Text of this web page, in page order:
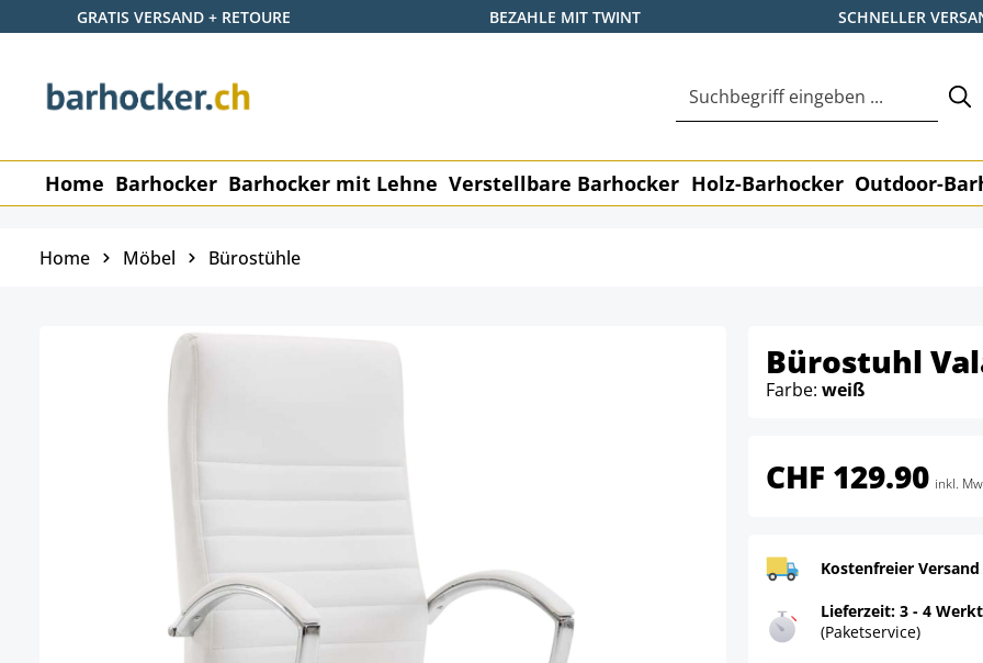
Hauptinhalt springen
Zur Suche springen
Zur Hauptnavigation springen
GRATIS VERSAND + RETOURE BEZAHLE MIT TWINT SCHNELLER
Home Barhocker Barhocker mit Lehne Verstellbare Barhocker Holz-Barhocker Outdoor-
Home Möbel Bürostühle
Bürostuhl
Farbe: weiß
CHF 129.90 inkl.
Kostenfreier
Lieferzeit: 3 - 4
(Paketservice)